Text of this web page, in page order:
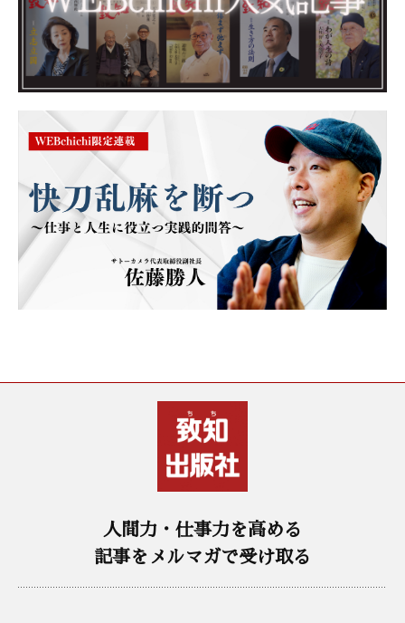
人間力・仕事力を高める
記事をメルマガで受け取る